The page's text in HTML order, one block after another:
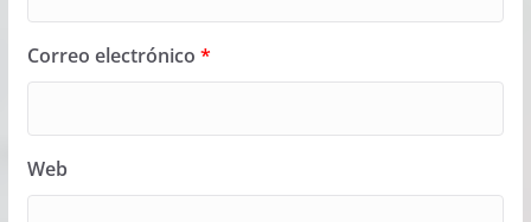
Correo electrónico *
Web